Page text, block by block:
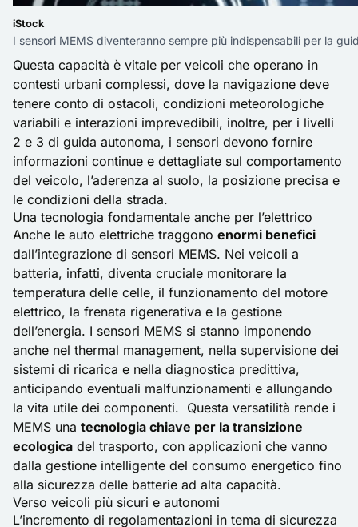
iStock
I sensori MEMS diventeranno sempre più indispensabili per la
Questa capacità è vitale per veicoli che operano in
contesti urbani complessi, dove la navigazione deve
tenere conto di ostacoli, condizioni meteorologiche
variabili e interazioni imprevedibili, inoltre, per i livelli
2 e 3 di guida autonoma, i sensori devono fornire
informazioni continue e dettagliate sul comportamento
del veicolo, l’aderenza al suolo, la posizione precisa e
le condizioni della strada.
Una tecnologia fondamentale anche per l’elettrico
Anche le auto elettriche traggono enormi benefici
dall’integrazione di sensori MEMS. Nei veicoli a
batteria, infatti, diventa cruciale monitorare la
temperatura delle celle, il funzionamento del motore
elettrico, la frenata rigenerativa e la gestione
dell’energia. I sensori MEMS si stanno imponendo
anche nel thermal management, nella supervisione dei
sistemi di ricarica e nella diagnostica predittiva,
anticipando eventuali malfunzionamenti e allungando
la vita utile dei componenti. Questa versatilità rende i
MEMS una tecnologia chiave per la transizione
ecologica del trasporto, con applicazioni che vanno
dalla gestione intelligente del consumo energetico fino
alla sicurezza delle batterie ad alta capacità.
Verso veicoli più sicuri e autonomi
L’incremento di regolamentazioni in tema di sicurezza